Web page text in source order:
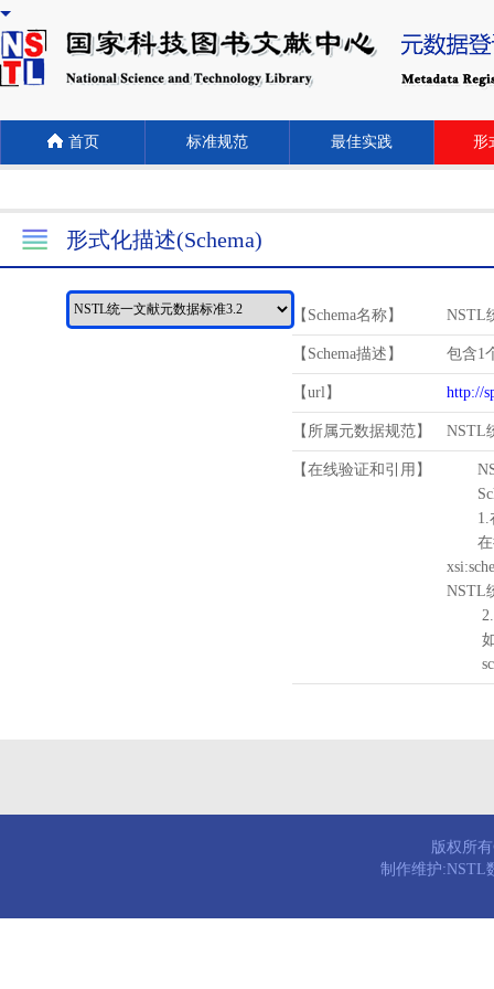
首页 标准规范 最佳实践 形
形式化描述(Schema)
【Schema名称】 NSTL
【Schema描述】 包含1
【url】 http://
【所属元数据规范】 NSTL
【在线验证和引用】
1.
在待
NSTL
2.
如需
版权所
制作维护:NSTL